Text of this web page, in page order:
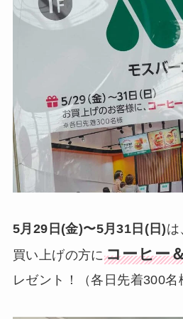
5月29日(金)〜5月31日(日)は
買い上げの方にコーヒー
レゼント！（各日先着300名